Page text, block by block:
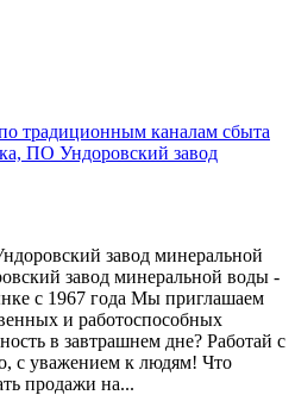
традиционным каналам сбыта
ПО Ундоровский завод
завод минеральной
завод минеральной воды -
с 1967 года Мы приглашаем
и работоспособных
в завтрашнем дне? Работай с
с уважением к людям! Что
продажи на...